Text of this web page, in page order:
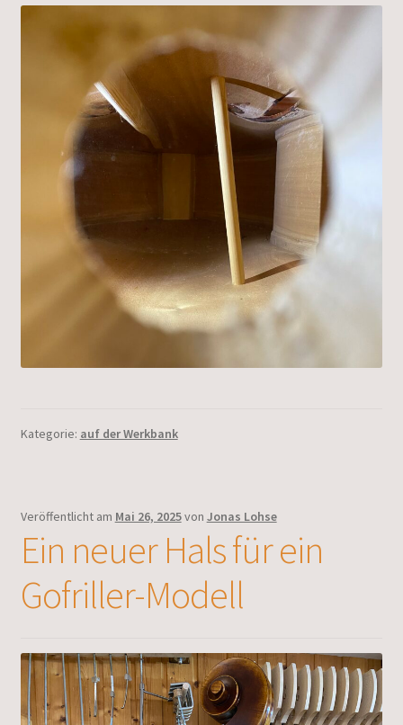
Kategorie: auf der Werkbank
Veröffentlicht am Mai 26, 2025von Jonas Lohse
Ein neuer Hals für ein
Gofriller-Modell